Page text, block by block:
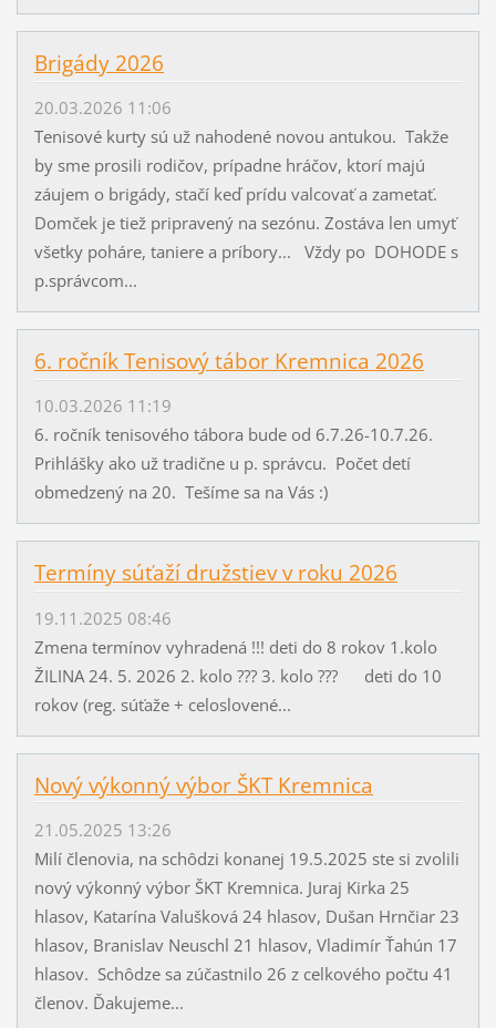
Brigády 2026
20.03.2026 11:06
Tenisové kurty sú už nahodené novou antukou. Takže
by sme prosili rodičov, prípadne hráčov, ktorí majú
záujem o brigády, stačí keď prídu valcovať a zametať.
Domček je tiež pripravený na sezónu. Zostáva len umyť
všetky poháre, taniere a príbory... Vždy po DOHODE s
p.správcom...
6. ročník Tenisový tábor Kremnica 2026
10.03.2026 11:19
6. ročník tenisového tábora bude od 6.7.26-10.7.26.
Prihlášky ako už tradične u p. správcu. Počet detí
obmedzený na 20. Tešíme sa na Vás :)
Termíny súťaží družstiev v roku 2026
19.11.2025 08:46
Zmena termínov vyhradená !!! deti do 8 rokov 1.kolo
ŽILINA 24. 5. 2026 2. kolo ??? 3. kolo ??? deti do 10
rokov (reg. súťaže + celoslovené...
Nový výkonný výbor ŠKT Kremnica
21.05.2025 13:26
Milí členovia, na schôdzi konanej 19.5.2025 ste si zvolili
nový výkonný výbor ŠKT Kremnica. Juraj Kirka 25
hlasov, Katarína Valušková 24 hlasov, Dušan Hrnčiar 23
hlasov, Branislav Neuschl 21 hlasov, Vladimír Ťahún 17
hlasov. Schôdze sa zúčastnilo 26 z celkového počtu 41
členov. Ďakujeme...